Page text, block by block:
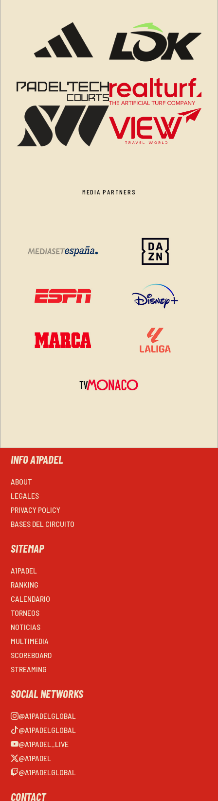
MEDIA PARTNERS
INFO A1PADEL
ABOUT
LEGALES
PRIVACY POLICY
BASES DEL CIRCUITO
SITEMAP
A1PADEL
RANKING
CALENDARIO
TORNEOS
NOTICIAS
MULTIMEDIA
SCOREBOARD
STREAMING
SOCIAL NETWORKS
@A1PADELGLOBAL
@A1PADELGLOBAL
@A1PADEL_LIVE
@A1PADEL
@A1PADELGLOBAL
CONTACT